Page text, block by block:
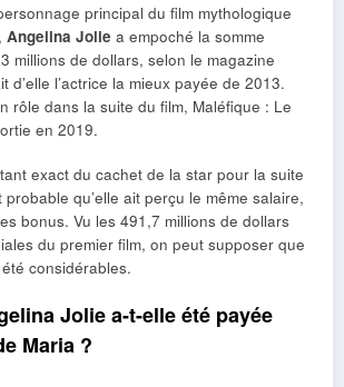
principal du film mythologique
Angelina Jolie a empoché la somme
millions de dollars, selon le magazine
d’elle l’actrice la mieux payée de 2013.
rôle dans la suite du film, Maléfique : Le
en 2019.
exact du cachet de la star pour la suite
qu’elle ait perçu le même salaire,
bonus. Vu les 491,7 millions de dollars
du premier film, on peut supposer que
considérables.
Jolie a-t-elle été payée
Maria ?